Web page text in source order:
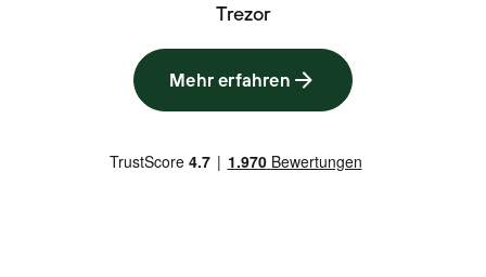
Trezor
Mehr erfahren